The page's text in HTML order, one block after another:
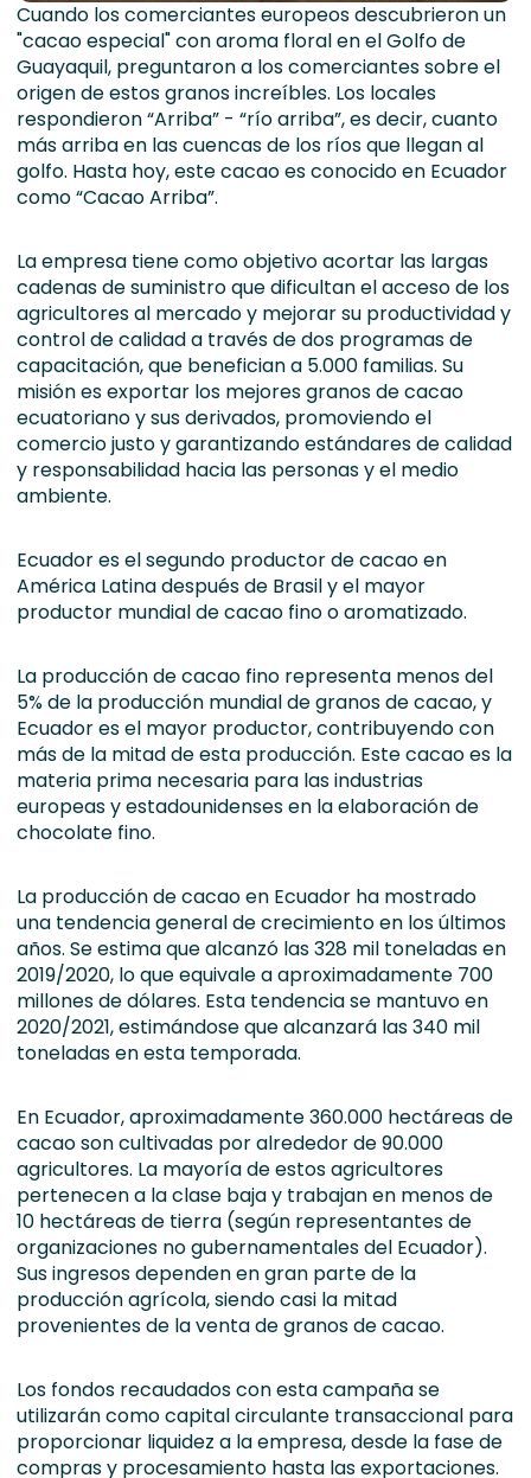
Cuando los comerciantes europeos descubrieron un
"cacao especial" con aroma floral en el Golfo de
Guayaquil, preguntaron a los comerciantes sobre el
origen de estos granos increíbles. Los locales
respondieron “Arriba” - “río arriba”, es decir, cuanto
más arriba en las cuencas de los ríos que llegan al
golfo. Hasta hoy, este cacao es conocido en Ecuador
como “Cacao Arriba”.
La empresa tiene como objetivo acortar las largas
cadenas de suministro que dificultan el acceso de los
agricultores al mercado y mejorar su productividad y
control de calidad a través de dos programas de
capacitación, que benefician a 5.000 familias. Su
misión es exportar los mejores granos de cacao
ecuatoriano y sus derivados, promoviendo el
comercio justo y garantizando estándares de calidad
y responsabilidad hacia las personas y el medio
ambiente.
Ecuador es el segundo productor de cacao en
América Latina después de Brasil y el mayor
productor mundial de cacao fino o aromatizado.
La producción de cacao fino representa menos del
5% de la producción mundial de granos de cacao, y
Ecuador es el mayor productor, contribuyendo con
más de la mitad de esta producción. Este cacao es la
materia prima necesaria para las industrias
europeas y estadounidenses en la elaboración de
chocolate fino.
La producción de cacao en Ecuador ha mostrado
una tendencia general de crecimiento en los últimos
años. Se estima que alcanzó las 328 mil toneladas en
2019/2020, lo que equivale a aproximadamente 700
millones de dólares. Esta tendencia se mantuvo en
2020/2021, estimándose que alcanzará las 340 mil
toneladas en esta temporada.
En Ecuador, aproximadamente 360.000 hectáreas de
cacao son cultivadas por alrededor de 90.000
agricultores. La mayoría de estos agricultores
pertenecen a la clase baja y trabajan en menos de
10 hectáreas de tierra (según representantes de
organizaciones no gubernamentales del Ecuador).
Sus ingresos dependen en gran parte de la
producción agrícola, siendo casi la mitad
provenientes de la venta de granos de cacao.
Los fondos recaudados con esta campaña se
utilizarán como capital circulante transaccional para
proporcionar liquidez a la empresa, desde la fase de
compras y procesamiento hasta las exportaciones.